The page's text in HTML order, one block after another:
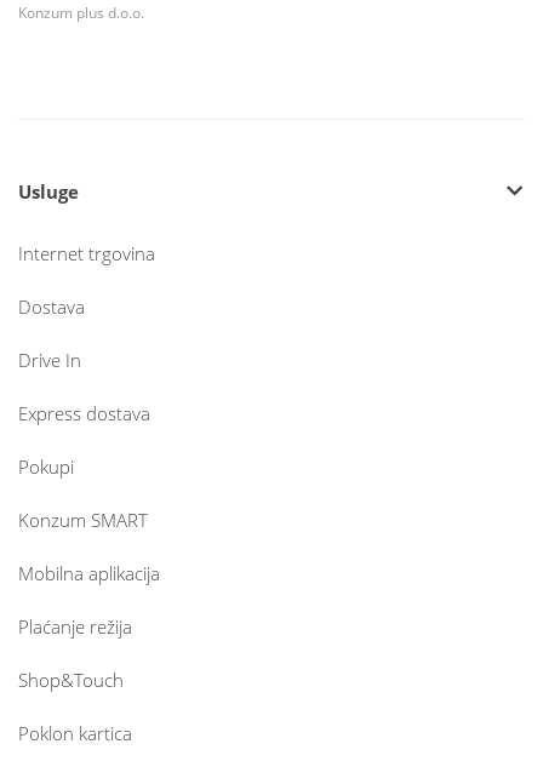
Konzum plus d.o.o.
Usluge
Internet trgovina
Dostava
Drive In
Express dostava
Pokupi
Konzum SMART
Mobilna aplikacija
Plaćanje režija
Shop&Touch
Poklon kartica